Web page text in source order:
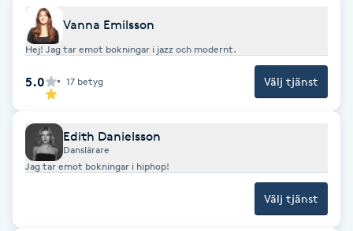
Cryoterapi
Damklippning
Dermapen
Diamantslipning
Vanna Emilsson
Hej! Jag tar emot bokningar i jazz och modernt.
5.0 17 betyg Välj tjänst
Edith Danielsson
Danslärare
Jag tar emot bokningar i hiphop!
Välj tjänst